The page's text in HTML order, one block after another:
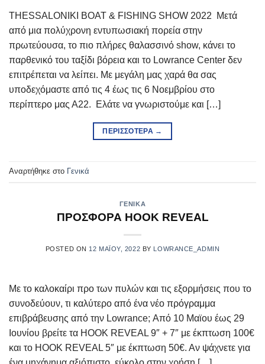
THESSALONIKI BOAT & FISHING SHOW 2022 Μετά
από μια πολύχρονη εντυπωσιακή πορεία στην
πρωτεύουσα, το πιο πλήρες θαλασσινό show, κάνει το
παρθενικό του ταξίδι βόρεια και το Lowrance Center δεν
επιτρέπεται να λείπει. Με μεγάλη μας χαρά θα σας
υποδεχόμαστε από τις 4 έως τις 6 Νοεμβρίου στο
περίπτερο μας Α22. Ελάτε να γνωριστούμε και […]
ΠΕΡΙΣΣΌΤΕΡΑ →
Αναρτήθηκε στο Γενικά
ΓΕΝΙΚΆ
ΠΡΟΣΦΟΡΑ HOOK REVEAL
POSTED ON 12 ΜΑΪ́ΟΥ, 2022 BY LOWRANCE_ADMIN
Με το καλοκαίρι προ των πυλών και τις εξορμήσεις που το
συνοδεύουν, τι καλύτερο από ένα νέο πρόγραμμα
επιβράβευσης από την Lowrance; Από 10 Μαϊου έως 29
Ιουνίου βρείτε τα HOOK REVEAL 9″ + 7″ με έκπτωση 100€
και το HOOK REVEAL 5″ με έκπτωση 50€. Αν ψάχνετε για